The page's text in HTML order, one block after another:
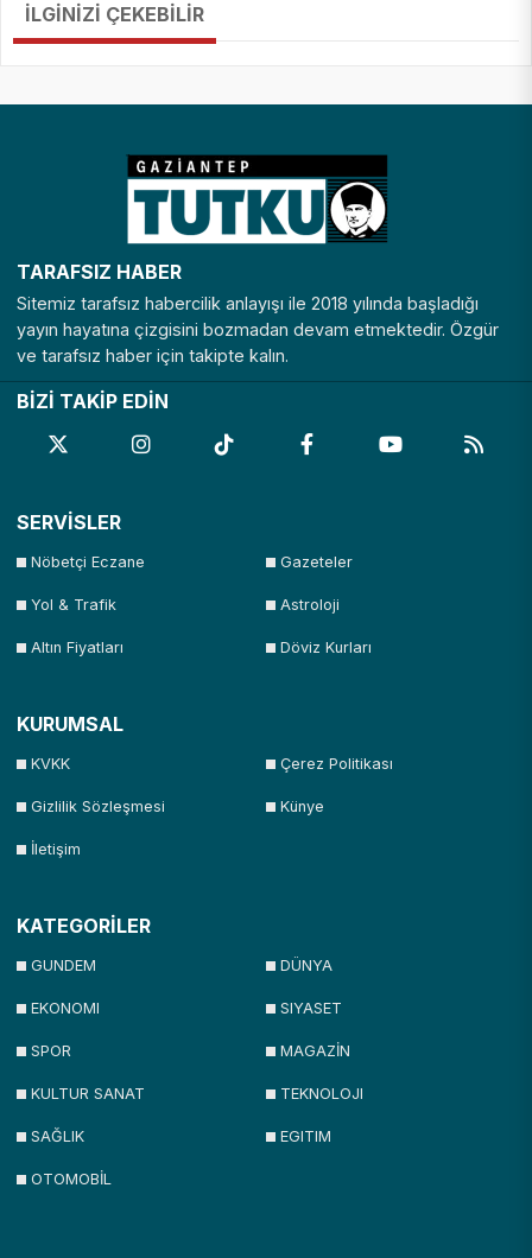
İLGİNİZİ ÇEKEBİLİR
TARAFSIZ HABER
Sitemiz tarafsız habercilik anlayışı ile 2018 yılında başladığı
yayın hayatına çizgisini bozmadan devam etmektedir. Özgür
ve tarafsız haber için takipte kalın.
BİZİ TAKİP EDİN
SERVİSLER
Nöbetçi Eczane Gazeteler
Yol & Trafik Astroloji
Altın Fiyatları Döviz Kurları
KURUMSAL
KVKK Çerez Politikası
Gizlilik Sözleşmesi Künye
İletişim
KATEGORİLER
GUNDEM DÜNYA
EKONOMI SIYASET
SPOR MAGAZİN
KULTUR SANAT TEKNOLOJI
SAĞLIK EGITIM
OTOMOBİL